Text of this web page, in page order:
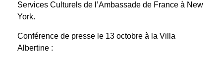
Services Culturels de l’Ambassade de France à New
York.
Conférence de presse le 13 octobre à la Villa
Albertine :